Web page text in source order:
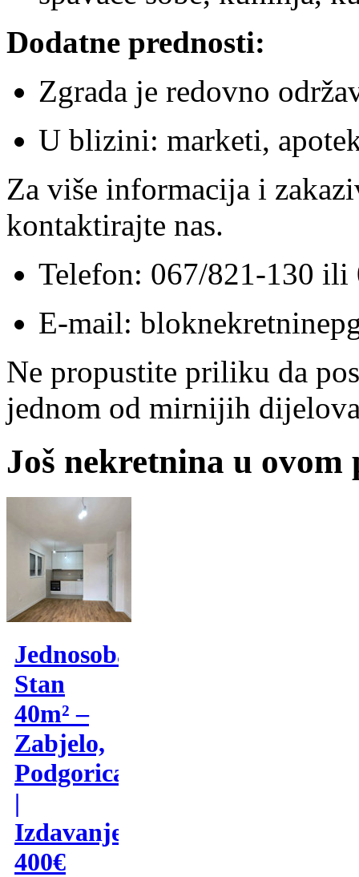
Dodatne prednosti:
Zgrada je redovno
U blizini: marketi,
Za više informacija i
kontaktirajte nas.
Telefon: 067/821-130 ili
E-mail:
Ne propustite priliku da
jednom od mirnijih
Još nekretnina u ovom
Jednosoban
Stan
40m² –
Zabjelo,
Podgorica
|
Izdavanje
400€